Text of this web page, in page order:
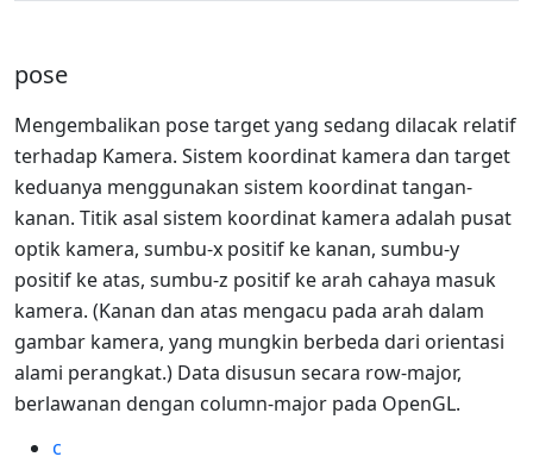
pose
Mengembalikan pose target yang sedang dilacak relatif
terhadap Kamera. Sistem koordinat kamera dan target
keduanya menggunakan sistem koordinat tangan-
kanan. Titik asal sistem koordinat kamera adalah pusat
optik kamera, sumbu-x positif ke kanan, sumbu-y
positif ke atas, sumbu-z positif ke arah cahaya masuk
kamera. (Kanan dan atas mengacu pada arah dalam
gambar kamera, yang mungkin berbeda dari orientasi
alami perangkat.) Data disusun secara row-major,
berlawanan dengan column-major pada OpenGL.
c